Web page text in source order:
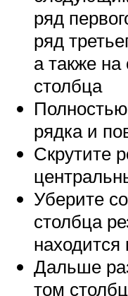
ряд
ряд
а также на
столбца
рядка и
Скрутите
Уберите
столбца
Дальше
том